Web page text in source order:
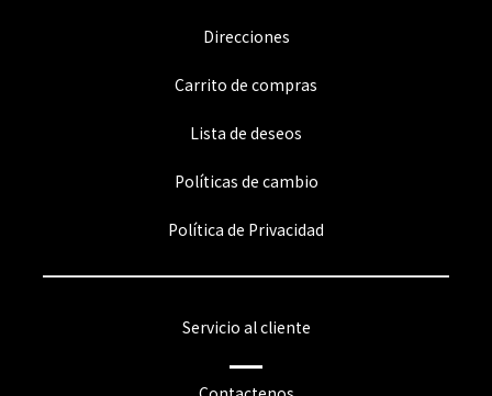
Direcciones
Carrito de compras
Lista de deseos
Políticas de cambio
Política de Privacidad
Servicio al cliente